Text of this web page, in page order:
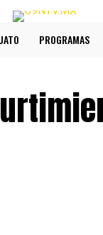
PROGRAMAS